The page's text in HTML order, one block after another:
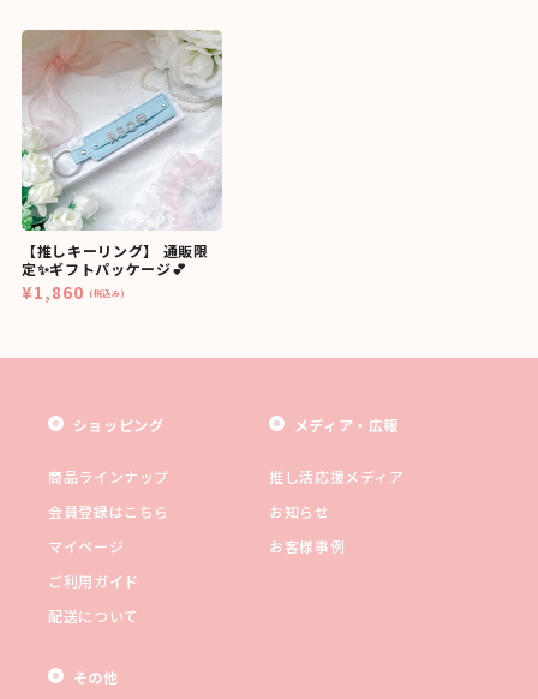
【推しキーリング】 通販限
定✨ギフトパッケージ💕
¥1,860 (税込み)
ショッピング
商品ラインナップ
会員登録はこちら
マイページ
ご利用ガイド
配送について
メディア・広報
推し活応援メディア
お知らせ
お客様事例
その他